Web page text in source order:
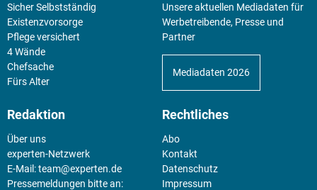
Sicher Selbstständig
Existenz­vorsorge
Pflege versichert
4 Wände
Chefsache
Fürs Alter
Unsere aktuellen Mediadaten für
Werbetreibende, Presse und
Partner
Mediadaten 2026
Redaktion
Über uns
experten-Netzwerk
E-Mail:team@experten.de
Pressemeldungen bitte an:
Rechtliches
Abo
Kontakt
Datenschutz
Impressum